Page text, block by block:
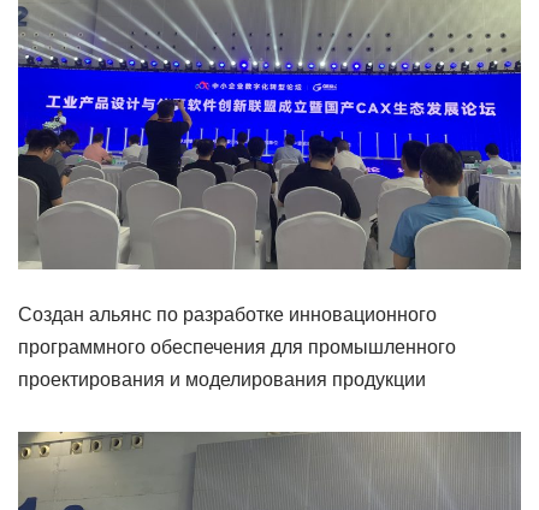
Создан альянс по разработке инновационного
программного обеспечения для промышленного
проектирования и моделирования продукции